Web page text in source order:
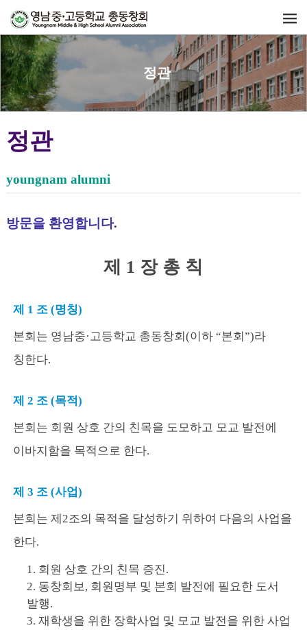
정관
정관
youngnam alumni
방문을 환영합니다.
제 1 장 총 칙
제 1 조 (명칭)
본회는 영남중·고등학교 총동창회(이하 “본회”)라
칭한다.
제 2 조 (목적)
본회는 회원 상호 간의 친목을 도모하고 모교 발전에
이바지함을 목적으로 한다.
제 3 조 (사업)
본회는 제2조의 목적을 달성하기 위하여 다음의 사업을
한다.
1. 회원 상호 간의 친목 증진.
2. 동창회보, 회원명부 및 본회 발전에 필요한 도서
발행.
3. 재학생을 위한 장학사업 및 모교 발전을 위한 사업